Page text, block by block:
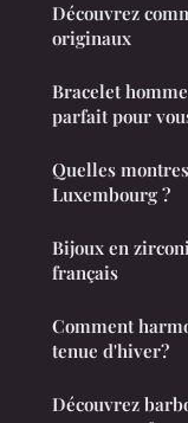
Découvrez
originaux
Bracelet
parfait pour
Quelles
Luxembourg ?
Bijoux en
français
Comment
tenue d'hiver?
Découvrez